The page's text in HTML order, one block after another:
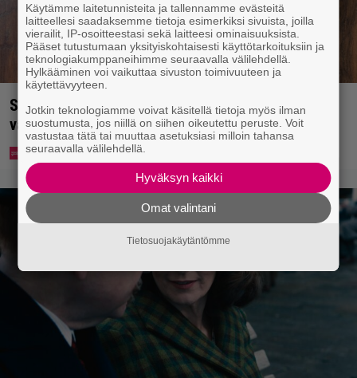
Syötkö perunoita näin? Tutkijat löysivät yhteyden
vakavaan kansansairauteen
Käytämme laitetunnisteita ja tallennamme evästeitä
laitteellesi saadaksemme tietoja esimerkiksi sivuista, joilla
vierailit, IP-osoitteestasi sekä laitteesi ominaisuuksista.
Pääset tutustumaan yksityiskohtaisesti käyttötarkoituksiin ja
teknologiakumppaneihimme seuraavalla välilehdellä.
Hylkääminen voi vaikuttaa sivuston toimivuuteen ja
käytettävyyteen.
Jotkin teknologiamme voivat käsitellä tietoja myös ilman
suostumusta, jos niillä on siihen oikeutettu peruste. Voit
vastustaa tätä tai muuttaa asetuksiasi milloin tahansa
seuraavalla välilehdellä.
Hyväksyn kaikki
Omat valintani
Tietosuojakäytäntömme